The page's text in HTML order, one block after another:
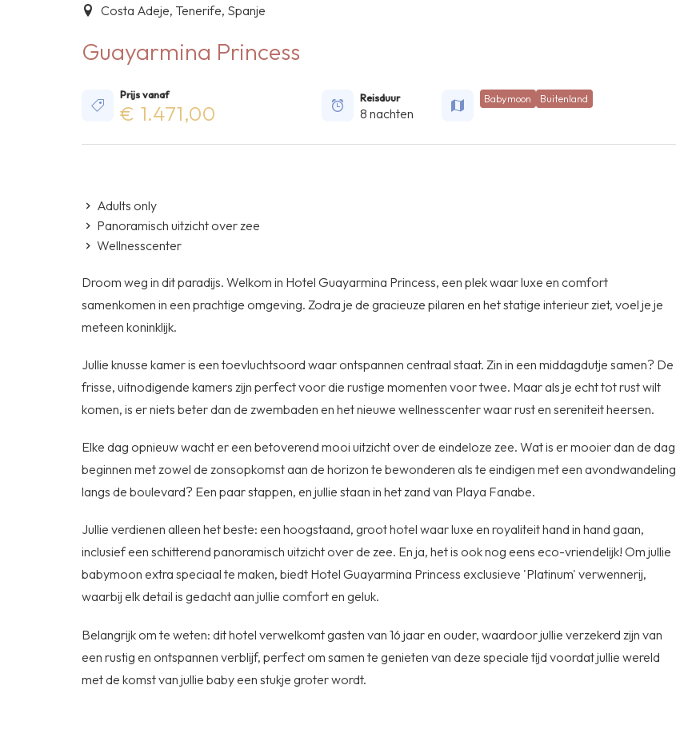
Costa Adeje, Tenerife, Spanje
Guayarmina Princess
Prijs vanaf
€ 1.471,00
Reisduur
8 nachten
Babymoon Buitenland
Adults only
Panoramisch uitzicht over zee
Wellnesscenter
Droom weg in dit paradijs. Welkom in Hotel Guayarmina Princess, een plek waar luxe en comfort
samenkomen in een prachtige omgeving. Zodra je de gracieuze pilaren en het statige interieur ziet, voel je je
meteen koninklijk.
Jullie knusse kamer is een toevluchtsoord waar ontspannen centraal staat. Zin in een middagdutje samen? De
frisse, uitnodigende kamers zijn perfect voor die rustige momenten voor twee. Maar als je echt tot rust wilt
komen, is er niets beter dan de zwembaden en het nieuwe wellnesscenter waar rust en sereniteit heersen.
Elke dag opnieuw wacht er een betoverend mooi uitzicht over de eindeloze zee. Wat is er mooier dan de dag
beginnen met zowel de zonsopkomst aan de horizon te bewonderen als te eindigen met een avondwandeling
langs de boulevard? Een paar stappen, en jullie staan in het zand van Playa Fanabe.
Jullie verdienen alleen het beste: een hoogstaand, groot hotel waar luxe en royaliteit hand in hand gaan,
inclusief een schitterend panoramisch uitzicht over de zee. En ja, het is ook nog eens eco-vriendelijk! Om jullie
babymoon extra speciaal te maken, biedt Hotel Guayarmina Princess exclusieve 'Platinum' verwennerij,
waarbij elk detail is gedacht aan jullie comfort en geluk.
Belangrijk om te weten: dit hotel verwelkomt gasten van 16 jaar en ouder, waardoor jullie verzekerd zijn van
een rustig en ontspannen verblijf, perfect om samen te genieten van deze speciale tijd voordat jullie wereld
met de komst van jullie baby een stukje groter wordt.